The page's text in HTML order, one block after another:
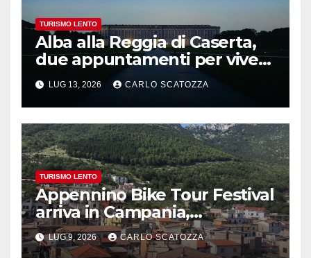
TURISMO LENTO
Alba alla Reggia di Caserta,
due appuntamenti per vivere
la magia
LUG 13, 2026 CARLO SCATOZZA
TURISMO LENTO
Appennino Bike Tour Festival
arriva in Campania,
appuntamento a Valle
Agricola
LUG 9, 2026 CARLO SCATOZZA